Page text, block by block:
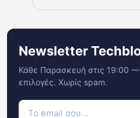
Newsletter
Κάθε Παρασκευή στις 19:00
επιλογές. Χωρίς spam.